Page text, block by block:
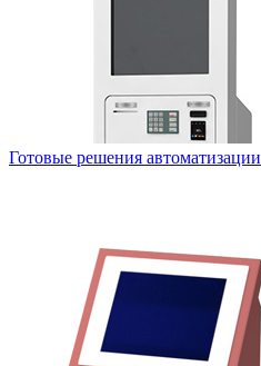
Готовые решения автоматизации